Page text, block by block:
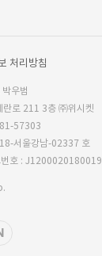
처리방침
우범
란로 211 3층 ㈜위시켓
57303
서울강남-02337 호
번호 : J1200020180019